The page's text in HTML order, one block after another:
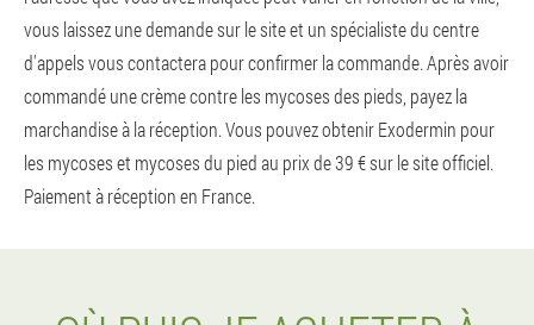
vous laissez une demande sur le site et un spécialiste du centre
d'appels vous contactera pour confirmer la commande. Après avoir
commandé une crème contre les mycoses des pieds, payez la
marchandise à la réception. Vous pouvez obtenir Exodermin pour
les mycoses et mycoses du pied au prix de 39 € sur le site officiel.
Paiement à réception en France.